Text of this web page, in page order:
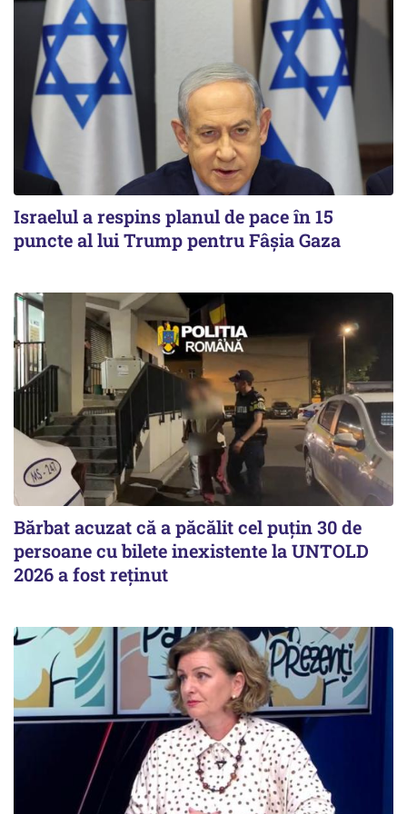
Israelul a respins planul de pace în 15
puncte al lui Trump pentru Fâșia Gaza
Bărbat acuzat că a păcălit cel puțin 30 de
persoane cu bilete inexistente la UNTOLD
2026 a fost reținut